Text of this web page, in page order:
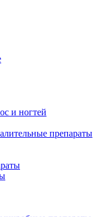
и ногтей
препараты